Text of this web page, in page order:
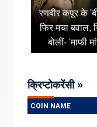
रणबीर कपूर के
फिर मचा बवाल,
बोलीं- 'माफी
क्रिप्टोकरेंसी »